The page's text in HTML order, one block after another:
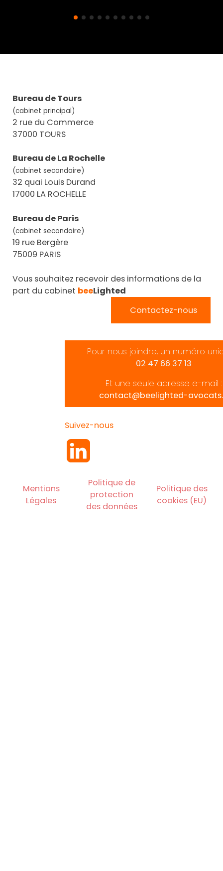
Bureau de Tours
(cabinet principal)
2 rue du Commerce
37000 TOURS
Bureau de La Rochelle
(cabinet secondaire)
32 quai Louis Durand
17000 LA ROCHELLE
Bureau de Paris
(cabinet secondaire)
19 rue Bergère
75009 PARIS
Vous souhaitez recevoir des informations de la
part du cabinet beeLighted
Contactez-nous
Pour nous joindre, un numéro
02 47 66 37 13
Et une seule adresse e-mail :
contact@beelighted-
Suivez-nous
Mentions
Légales
Politique de
protection
des données
Politique des
cookies (EU)